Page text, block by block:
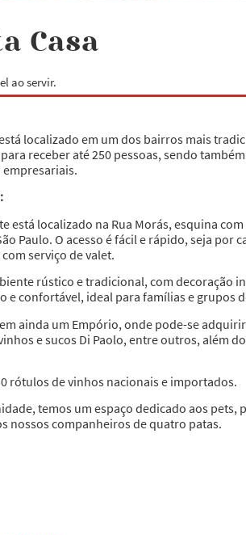
Casa
ao servir.
localizado em um dos bairros mais
receber até 250 pessoas, sendo
está localizado na Rua Morás, esquina
Paulo. O acesso é fácil e rápido, seja
serviço de valet.
rústico e tradicional, com decoração
e confortável, ideal para famílias e grupos
ainda um Empório, onde pode-se
e sucos Di Paolo, entre outros, além
rótulos de vinhos nacionais e importados.
temos um espaço dedicado aos
nossos companheiros de quatro patas.